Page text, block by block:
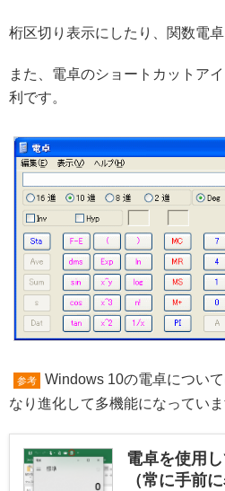
桁区切り表示にしたり、関数電
また、電卓のショートカットア
利です。
参考
Windows 10の電卓につい
なり進化して多機能になっていま
電卓を使用
（常に手前